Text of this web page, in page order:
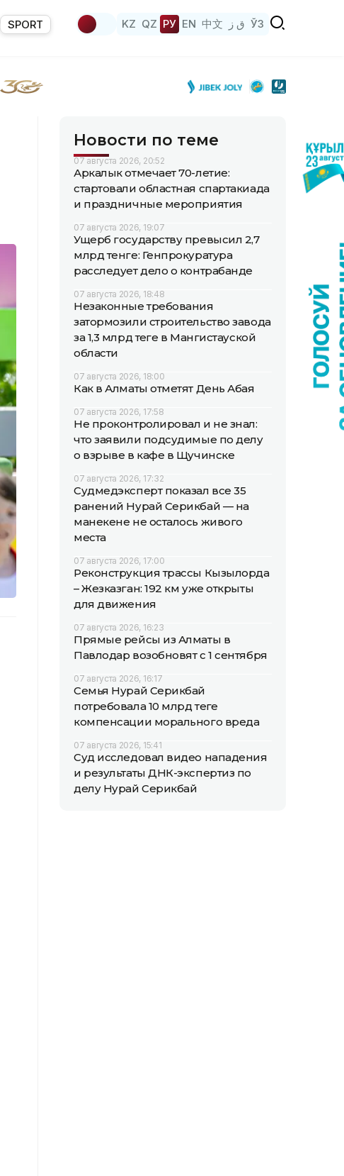
SPORT KZ QZ РУ EN 中文 ق ز ЎЗ
Новости по теме
07 августа 2026, 20:52
Аркалык отмечает 70-летие:
стартовали областная спартакиада
и праздничные мероприятия
07 августа 2026, 19:07
Ущерб государству превысил 2,7
млрд тенге: Генпрокуратура
расследует дело о контрабанде
07 августа 2026, 18:48
Незаконные требования
затормозили строительство завода
за 1,3 млрд теңге в Мангистауской
области
07 августа 2026, 18:00
Как в Алматы отметят День Абая
07 августа 2026, 17:58
Не проконтролировал и не знал:
что заявили подсудимые по делу
о взрыве в кафе в Щучинске
07 августа 2026, 17:32
Судмедэксперт показал все 35
ранений Нурай Серикбай — на
манекене не осталось живого
места
07 августа 2026, 17:00
Реконструкция трассы Кызылорда
– Жезказган: 192 км уже открыты
для движения
07 августа 2026, 16:23
Прямые рейсы из Алматы в
Павлодар возобновят с 1 сентября
07 августа 2026, 16:17
Семья Нурай Серикбай
потребовала 10 млрд теңге
компенсации морального вреда
07 августа 2026, 15:41
Суд исследовал видео нападения
и результаты ДНК-экспертиз по
делу Нурай Серикбай